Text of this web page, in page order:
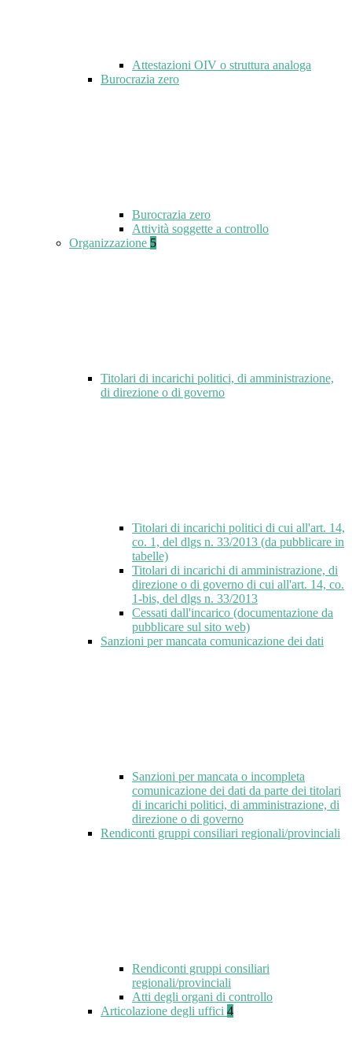
Attestazioni OIV o struttura analoga
Burocrazia zero
Burocrazia zero
Attività soggette a controllo
Organizzazione 5
Titolari di incarichi politici, di amministrazione,
di direzione o di governo
Titolari di incarichi politici di cui all'art. 14,
co. 1, del dlgs n. 33/2013 (da pubblicare in
tabelle)
Titolari di incarichi di amministrazione, di
direzione o di governo di cui all'art. 14, co.
1-bis, del dlgs n. 33/2013
Cessati dall'incarico (documentazione da
pubblicare sul sito web)
Sanzioni per mancata comunicazione dei dati
Sanzioni per mancata o incompleta
comunicazione dei dati da parte dei titolari
di incarichi politici, di amministrazione, di
direzione o di governo
Rendiconti gruppi consiliari regionali/provinciali
Rendiconti gruppi consiliari
regionali/provinciali
Atti degli organi di controllo
Articolazione degli uffici 4